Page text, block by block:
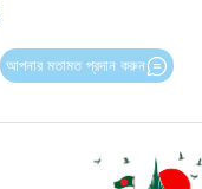
আপনার মতামত প্রদান করুন